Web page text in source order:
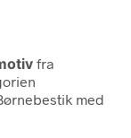
fra
med